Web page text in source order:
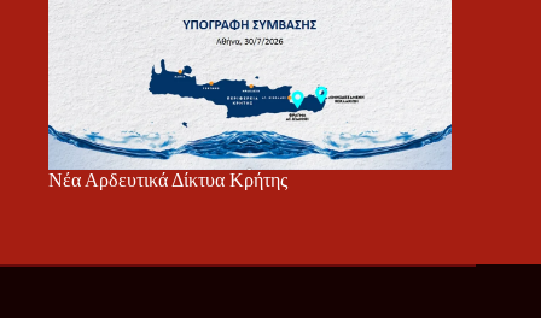
Νέα Αρδευτικά Δίκτυα Κρήτης